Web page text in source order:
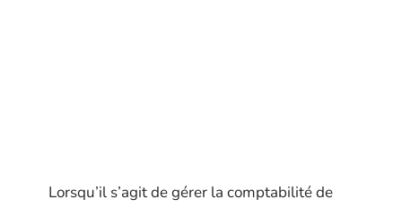
Lorsqu’il s’agit de gérer la comptabilité de